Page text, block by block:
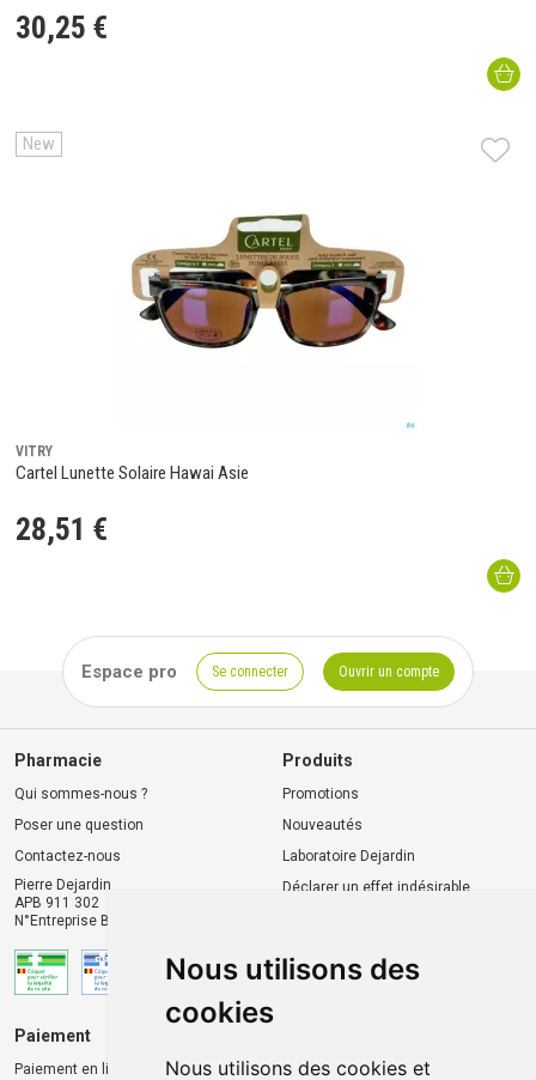
Nous utilisons des
cookies
Nous utilisons des cookies et
30,25 €
New
VITRY
Cartel Lunette Solaire Hawai Asie
28,51 €
Espace pro Se connecter Ouvrir un compte
Pharmacie
Qui sommes-nous ?
Poser une question
Contactez-nous
Pierre Dejardin
APB 911 302
N°Entreprise BE0446.901.764
Produits
Promotions
Nouveautés
Laboratoire Dejardin
Déclarer un effet indésirable
Paiement
Paiement en ligne 100% sécurisé Livraison chez vous